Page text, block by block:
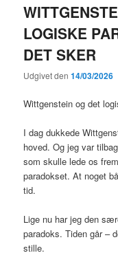
LOGISKE
DET SKER
Udgivet den14/03/2026
Wittgenstein og det
I dag dukkede
hoved. Og jeg var
som skulle lede os
paradokset. At noget
tid.
Lige nu har jeg den
paradoks. Tiden går –
stille.